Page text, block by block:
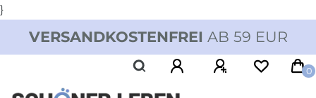
}
VERSANDKOSTENFREI AB 59 EUR
0